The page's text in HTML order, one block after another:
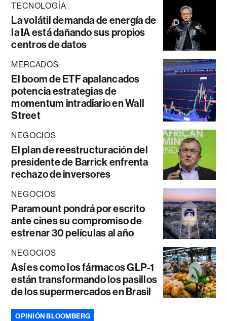
TECNOLOGÍA
La volátil demanda de energía de
la IA está dañando sus propios
centros de datos
MERCADOS
El boom de ETF apalancados
potencia estrategias de
momentum intradiario en Wall
Street
NEGOCIOS
El plan de reestructuración del
presidente de Barrick enfrenta
rechazo de inversores
NEGOCIOS
Paramount pondrá por escrito
ante cines su compromiso de
estrenar 30 películas al año
NEGOCIOS
Así es como los fármacos GLP-1
están transformando los pasillos
de los supermercados en Brasil
OPINIÓN BLOOMBERG